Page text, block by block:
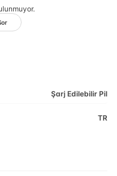
Şarj Edilebilir Pil
TR